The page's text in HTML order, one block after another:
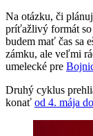
Na otázku, či
príťažlivý formát so
budem mať čas sa
zámku, ale veľmi
umelecké pre
Druhý cyklus
konať od 4. mája